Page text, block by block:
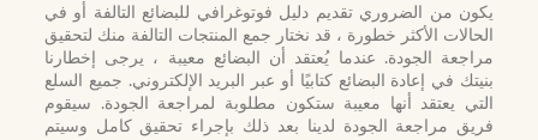
يكون من الضروري تقديم دليل فوتوغرافي للبضائع التالفة أو في
الحالات الأكثر خطورة ، قد نختار جمع المنتجات التالفة منك لتحقيق
مراجعة الجودة. عندما يُعتقد أن البضائع معيبة ، يرجى إخطارنا
بنيتك في إعادة البضائع كتابيًا أو عبر البريد الإلكتروني. جميع السلع
التي يعتقد أنها معيبة ستكون مطلوبة لمراجعة الجودة. سيقوم
فريق مراجعة الجودة لدينا بعد ذلك بإجراء تحقيق كامل وسيتم